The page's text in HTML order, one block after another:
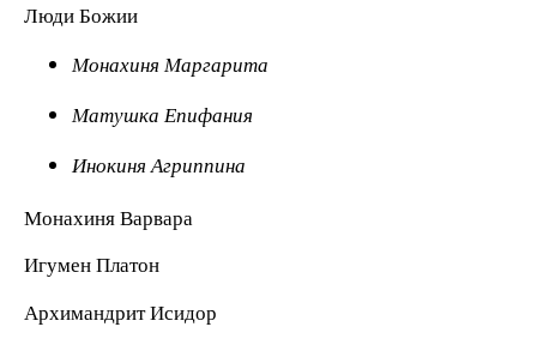
Люди Божии
Монахиня Маргарита
Матушка Епифания
Инокиня Агриппина
Монахиня Варвара
Игумен Платон
Архимандрит Исидор